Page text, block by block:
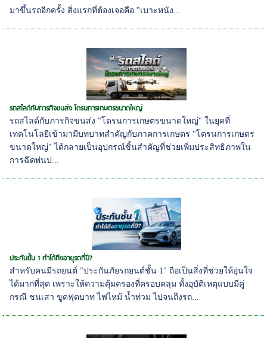
มาขึ้นรถอีกครั้ง สิ่งแรกที่ต้องเจอคือ "เบาะหนัง...
รถสไลด์กับภารกิจขนส่ง โดรนการเกษตรขนาดใหญ่
รถสไลด์กับภารกิจขนส่ง "โดรนการเกษตรขนาดใหญ่" ในยุคที่
เทคโนโลยีเข้ามามีบทบาทสำคัญกับภาคการเกษตร "โดรนการเกษตร
ขนาดใหญ่" ได้กลายเป็นอุปกรณ์ชิ้นสำคัญที่ช่วยเพิ่มประสิทธิภาพใน
การฉีดพ่นป...
ประกันชั้น 1 ทำได้ถึงอายุรถกี่ปี?
สำหรับคนมีรถยนต์ "ประกันภัยรถยนต์ชั้น 1" ถือเป็นสิ่งที่ช่วยให้อุ่นใจ
ได้มากที่สุด เพราะให้ความคุ้มครองที่ครอบคลุม ทั้งอุบัติเหตุแบบมีคู่
กรณี ชนเสา ขูดฟุตบาท ไฟไหม้ น้ำท่วม ไปจนถึงรถ...